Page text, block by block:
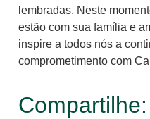
lembradas. Neste
estão com sua família e
inspire a todos nós a
comprometimento com
Compartilhe: